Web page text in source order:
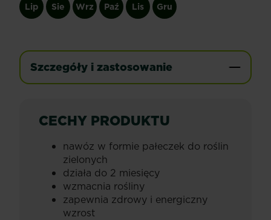
Lip Sie Wrz Paź Lis Gru
Szczegóły i zastosowanie
CECHY PRODUKTU
nawóz w formie pałeczek do roślin
zielonych
działa do 2 miesięcy
wzmacnia rośliny
zapewnia zdrowy i energiczny
wzrost